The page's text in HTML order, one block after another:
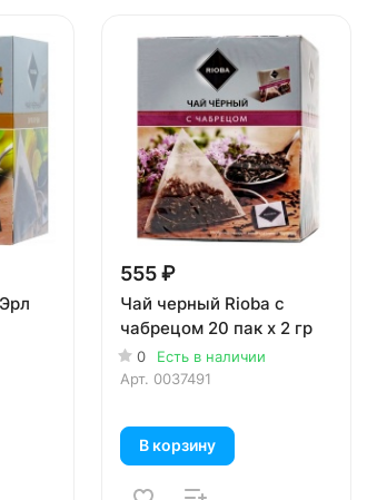
555 ₽
Чай черный Rioba с
чабрецом 20 пак х 2 гр
0
Есть в наличии
Арт. 0037491
В корзину